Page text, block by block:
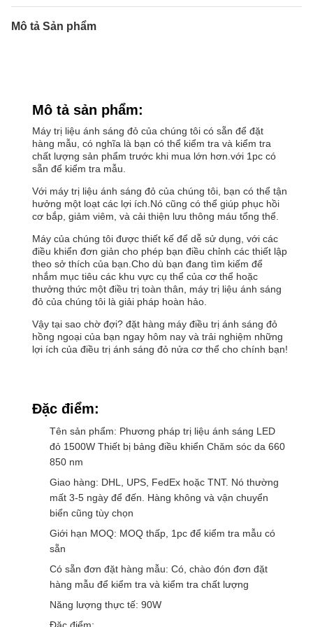
Mô tả Sản phẩm
Mô tả sản phẩm:
Máy trị liệu ánh sáng đỏ của chúng tôi có sẵn để đặt
hàng mẫu, có nghĩa là bạn có thể kiểm tra và kiểm tra
chất lượng sản phẩm trước khi mua lớn hơn.với 1pc có
sẵn để kiểm tra mẫu.
Với máy trị liệu ánh sáng đỏ của chúng tôi, bạn có thể tận
hưởng một loạt các lợi ích.Nó cũng có thể giúp phục hồi
cơ bắp, giảm viêm, và cải thiện lưu thông máu tổng thể.
Máy của chúng tôi được thiết kế để dễ sử dụng, với các
điều khiển đơn giản cho phép bạn điều chỉnh các thiết lập
theo sở thích của bạn.Cho dù bạn đang tìm kiếm để
nhắm mục tiêu các khu vực cụ thể của cơ thể hoặc
thưởng thức một điều trị toàn thân, máy trị liệu ánh sáng
đỏ của chúng tôi là giải pháp hoàn hảo.
Vậy tại sao chờ đợi? đặt hàng máy điều trị ánh sáng đỏ
hồng ngoại của bạn ngay hôm nay và trải nghiệm những
lợi ích của điều trị ánh sáng đỏ nửa cơ thể cho chính bạn!
Đặc điểm:
Tên sản phẩm: Phương pháp trị liệu ánh sáng LED
đỏ 1500W Thiết bị bảng điều khiển Chăm sóc da 660
850 nm
Giao hàng: DHL, UPS, FedEx hoặc TNT. Nó thường
mất 3-5 ngày để đến. Hàng không và vận chuyển
biển cũng tùy chọn
Giới hạn MOQ: MOQ thấp, 1pc để kiểm tra mẫu có
sẵn
Có sẵn đơn đặt hàng mẫu: Có, chào đón đơn đặt
hàng mẫu để kiểm tra và kiểm tra chất lượng
Năng lượng thực tế: 90W